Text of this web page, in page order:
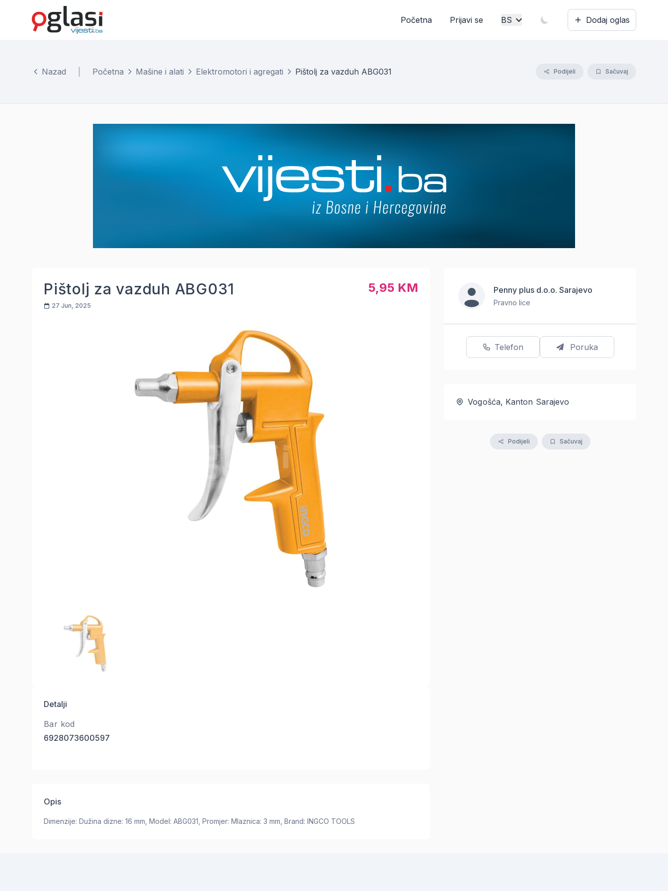
Početna Prijavi se BS Dodaj oglas
Nazad Početna Mašine i alati Elektromotori i agregati Pištolj za vazduh ABG031 Podijeli Sačuvaj
Pištolj za vazduh ABG031
27 Jun, 2025
5,95 KM
Detalji
Bar kod
6928073600597
Opis
Dimenzije: Dužina dizne: 16 mm, Model: ABG031, Promjer: Mlaznica: 3 mm, Brand: INGCO TOOLS
Penny plus d.o.o. Sarajevo
Pravno lice
Telefon Poruka
Vogošća, Kanton Sarajevo
Podijeli Sačuvaj